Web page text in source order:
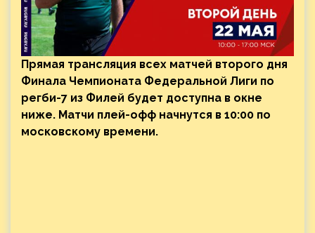
Прямая трансляция всех матчей второго дня
Финала Чемпионата Федеральной Лиги по
регби-7 из Филей будет доступна в окне
ниже. Матчи плей-офф начнутся в 10:00 по
московскому времени.